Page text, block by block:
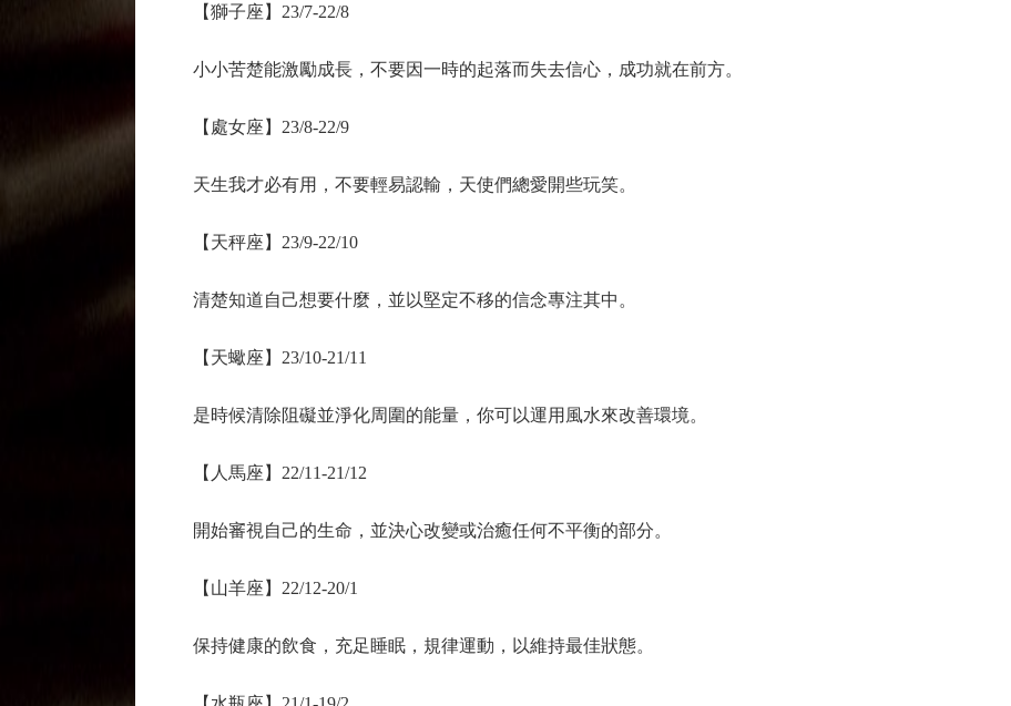
【獅子座】23/7-22/8
小小苦楚能激勵成長，不要因一時的起落而失去信心，成功就在前方。
【處女座】23/8-22/9
天生我才必有用，不要輕易認輸，天使們總愛開些玩笑。
【天秤座】23/9-22/10
清楚知道自己想要什麼，並以堅定不移的信念專注其中。
【天蠍座】23/10-21/11
是時候清除阻礙並淨化周圍的能量，你可以運用風水來改善環境。
【人馬座】22/11-21/12
開始審視自己的生命，並決心改變或治癒任何不平衡的部分。
【山羊座】22/12-20/1
保持健康的飲食，充足睡眠，規律運動，以維持最佳狀態。